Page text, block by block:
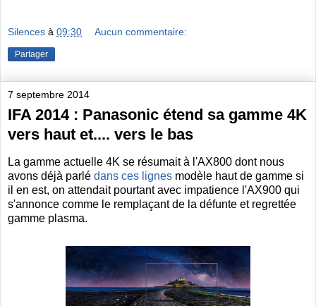
Silences à 09:30 Aucun commentaire:
Partager
7 septembre 2014
IFA 2014 : Panasonic étend sa gamme 4K
vers haut et.... vers le bas
La gamme actuelle 4K se résumait à l'AX800 dont nous
avons déjà parlé dans ces lignes modèle haut de gamme si
il en est, on attendait pourtant avec impatience l'AX900 qui
s'annonce comme le remplaçant de la défunte et regrettée
gamme plasma.